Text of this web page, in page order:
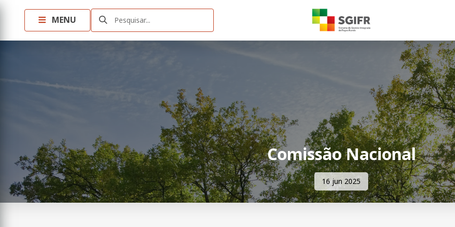
MENU Pesquisar...
Comissão Nacional
16 jun 2025